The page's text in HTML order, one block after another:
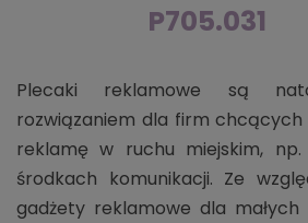
P705.031
Plecaki reklamowe są
rozwiązaniem dla firm
reklamę w ruchu miejskim,
środkach komunikacji. Ze
gadżety reklamowe dla